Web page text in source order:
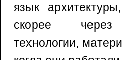
язык
скорее через
технологии,